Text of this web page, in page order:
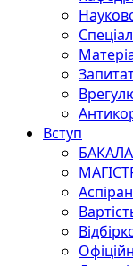
Вступ